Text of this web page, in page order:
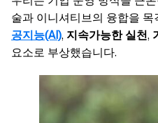
술과 이니셔티브의 융합을 목
공지능(AI), 지속가능한 실천,
요소로 부상했습니다.